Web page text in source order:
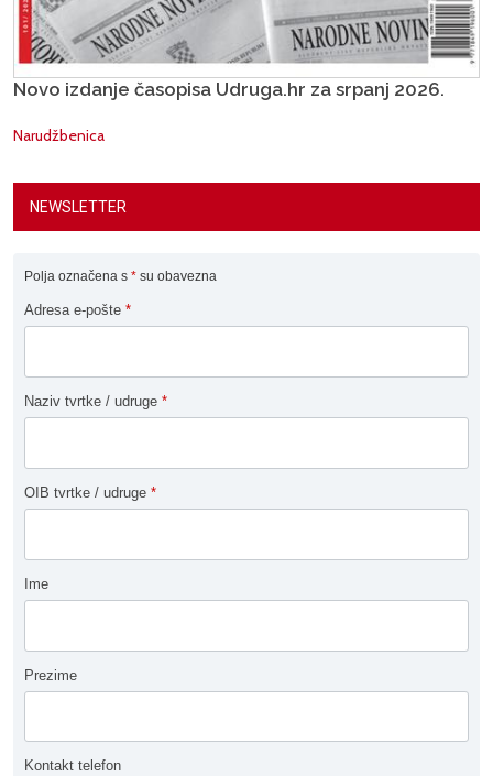
Novo izdanje časopisa Udruga.hr za srpanj 2026.
Narudžbenica
NEWSLETTER
Polja označena s * su obavezna
Adresa e-pošte *
Naziv tvrtke / udruge *
OIB tvrtke / udruge *
Ime
Prezime
Kontakt telefon